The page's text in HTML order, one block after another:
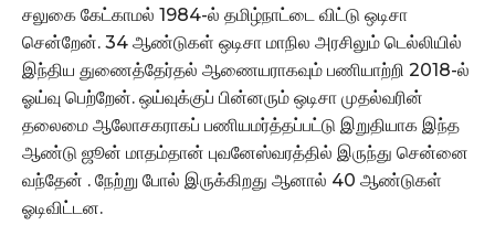
சலுகை கேட்காமல் 1984-ல் தமிழ்நாட்டை விட்டு ஒடிசா
சென்றேன். 34 ஆண்டுகள் ஒடிசா மாநில அரசிலும் டெல்லியில்
இந்திய துணைத்தேர்தல் ஆணையராகவும் பணியாற்றி 2018-ல்
ஓய்வு பெற்றேன். ஒய்வுக்குப் பின்னரும் ஒடிசா முதல்வரின்
தலைமை ஆலோசகராகப் பணியமர்த்தப்பட்டு இறுதியாக இந்த
ஆண்டு ஜூன் மாதம்தான் புவனேஸ்வரத்தில் இருந்து சென்னை
வந்தேன் . நேற்று போல் இருக்கிறது ஆனால் 40 ஆண்டுகள்
ஓடிவிட்டன.